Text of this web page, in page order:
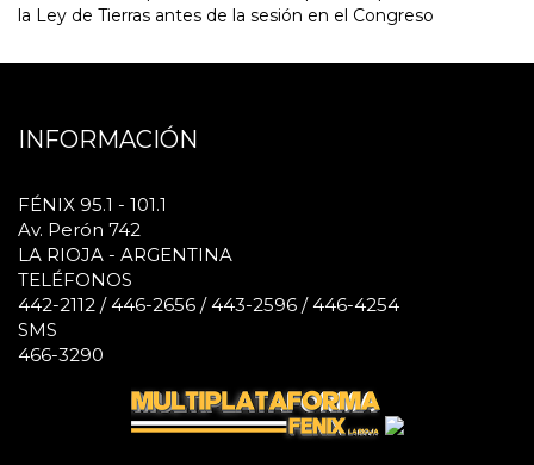
la Ley de Tierras antes de la sesión en el Congreso
INFORMACIÓN
FÉNIX 95.1 - 101.1
Av. Perón 742
LA RIOJA - ARGENTINA
TELÉFONOS
442-2112 / 446-2656 / 443-2596 / 446-4254
SMS
466-3290